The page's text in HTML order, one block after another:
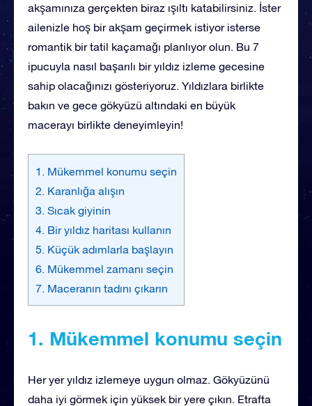
akşamınıza gerçekten biraz ışıltı katabilirsiniz. İster
ailenizle hoş bir akşam geçirmek istiyor isterse
romantik bir tatil kaçamağı planlıyor olun. Bu 7
ipucuyla nasıl başarılı bir yıldız izleme gecesine
sahip olacağınızı gösteriyoruz. Yıldızlara birlikte
bakın ve gece gökyüzü altındaki en büyük
macerayı birlikte deneyimleyin!
1. Mükemmel konumu seçin
2. Karanlığa alışın
3. Sıcak giyinin
4. Bir yıldız haritası kullanın
5. Küçük adımlarla başlayın
6. Mükemmel zamanı seçin
7. Maceranın tadını çıkarın
1. Mükemmel konumu seçin
Her yer yıldız izlemeye uygun olmaz. Gökyüzünü
daha iyi görmek için yüksek bir yere çıkın. Etrafta